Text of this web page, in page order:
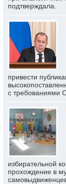
подтверждала.
привести
с требованиями
избирательной
прохождение в